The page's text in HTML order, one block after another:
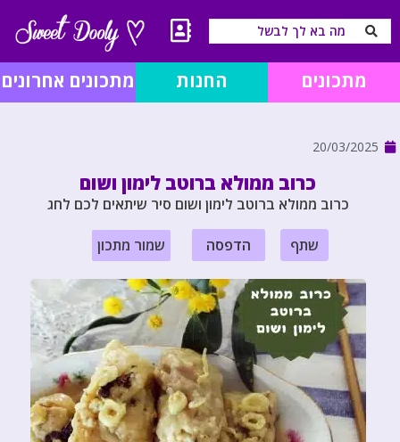
מתכונים החנות מתכונים אחרונים
20/03/2025
כרוב ממולא ברוטב לימון ושום
כרוב ממולא ברוטב לימון ושום סיר שיתאים לכם לחג
שתף הדפסה שמור מתכון